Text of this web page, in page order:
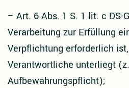
– Art. 6 Abs. 1 S. 1 lit. c DS-
Verarbeitung zur Erfüllung
Verpflichtung erforderlich
Verantwortliche unterliegt
Aufbewahrungspflicht);